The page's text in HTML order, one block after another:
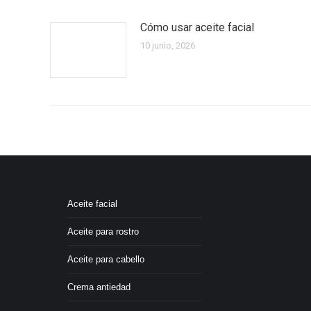
Cómo usar aceite facial
10 junio, 2026
Aceite facial
Aceite para rostro
Aceite para cabello
Crema antiedad